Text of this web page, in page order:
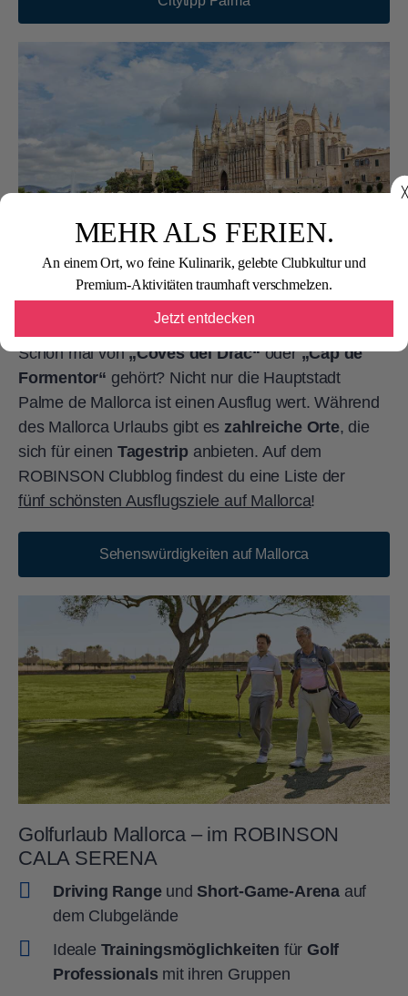
╳
MEHR ALS FERIEN.
An einem Ort, wo feine Kulinarik, gelebte Clubkultur und
Premium-Aktivitäten traumhaft verschmelzen.
Jetzt entdecken
Sehenswürdigkeiten auf Mallorca
Schon mal von„Coves del Drac“oder„Cap de
Formentor“ gehört? Nicht nur die Hauptstadt
Palme de Mallorca ist einen Ausflug wert. Während
des Mallorca Urlaubs gibt es zahlreiche Orte, die
sich für einen Tagestrip anbieten. Auf dem
ROBINSON Clubblog findest du eine Liste der
fünf schönsten Ausflugsziele auf Mallorca!
Sehenswürdigkeiten auf Mallorca
Golfurlaub Mallorca – im ROBINSON
CALA SERENA
Driving Range und Short-Game-Arenaauf
dem Clubgelände
Ideale Trainingsmöglichkeiten für Golf
Professionals mit ihren Gruppen